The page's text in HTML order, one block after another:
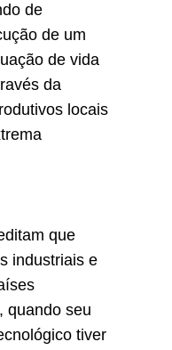
de
de um
de vida
da
locais
que
industriais e
quando seu
tiver